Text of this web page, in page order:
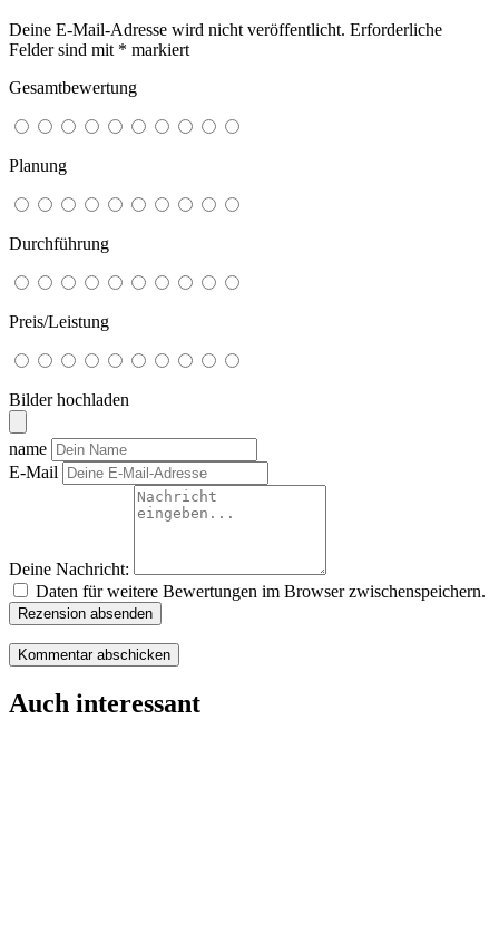
Deine E-Mail-Adresse wird nicht veröffentlicht. Erforderliche
Felder sind mit * markiert
Gesamtbewertung
Planung
Durchführung
Preis/Leistung
Bilder hochladen
name
E-Mail
Deine Nachricht:
Daten für weitere Bewertungen im Browser zwischenspeichern.
Rezension absenden
Auch interessant